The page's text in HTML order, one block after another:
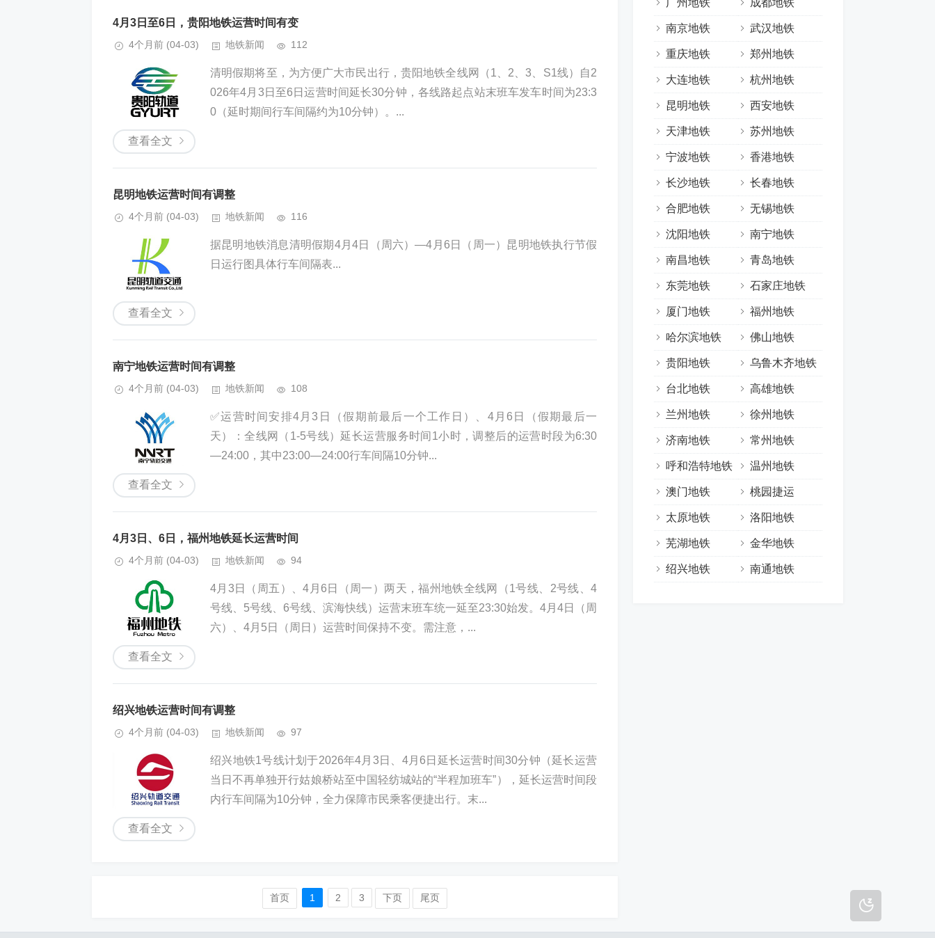
4月3日至6日，贵阳地铁运营时间有变
4个月前 (04-03) 地铁新闻 112
清明假期将至，为方便广大市民出行，贵阳地铁全线网（1、2、3、S1线）自2
026年4月3日至6日运营时间延长30分钟，各线路起点站末班车发车时间为23:3
0（延时期间行车间隔约为10分钟）。...
查看全文
昆明地铁运营时间有调整
4个月前 (04-03) 地铁新闻 116
据昆明地铁消息清明假期4月4日（周六）—4月6日（周一）昆明地铁执行节假
日运行图具体行车间隔表...
查看全文
南宁地铁运营时间有调整
4个月前 (04-03) 地铁新闻 108
✅运营时间安排4月3日（假期前最后一个工作日）、4月6日（假期最后一
天）：全线网（1-5号线）延长运营服务时间1小时，调整后的运营时段为6:30
—24:00，其中23:00—24:00行车间隔10分钟...
查看全文
4月3日、6日，福州地铁延长运营时间
4个月前 (04-03) 地铁新闻 94
4月3日（周五）、4月6日（周一）两天，福州地铁全线网（1号线、2号线、4
号线、5号线、6号线、滨海快线）运营末班车统一延至23:30始发。4月4日（周
六）、4月5日（周日）运营时间保持不变。需注意，...
查看全文
绍兴地铁运营时间有调整
4个月前 (04-03) 地铁新闻 97
绍兴地铁1号线计划于2026年4月3日、4月6日延长运营时间30分钟（延长运营
当日不再单独开行姑娘桥站至中国轻纺城站的“半程加班车”），延长运营时间段
内行车间隔为10分钟，全力保障市民乘客便捷出行。末...
查看全文
首页️ 1 2 3 下页 尾页
广州地铁 成都地铁
南京地铁 武汉地铁
重庆地铁 郑州地铁
大连地铁 杭州地铁
昆明地铁 西安地铁
天津地铁 苏州地铁
宁波地铁 香港地铁
长沙地铁 长春地铁
合肥地铁 无锡地铁
沈阳地铁 南宁地铁
南昌地铁 青岛地铁
东莞地铁 石家庄地铁
厦门地铁 福州地铁
哈尔滨地铁 佛山地铁
贵阳地铁 乌鲁木齐地铁
台北地铁 高雄地铁
兰州地铁 徐州地铁
济南地铁 常州地铁
呼和浩特地铁 温州地铁
澳门地铁 桃园捷运
太原地铁 洛阳地铁
芜湖地铁 金华地铁
绍兴地铁 南通地铁